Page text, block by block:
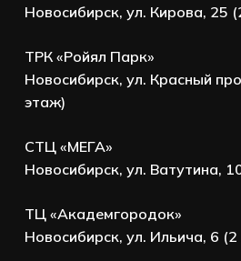
Новосибирск, ул. Кирова, 25
ТРК «Ройял Парк»
Новосибирск, ул. Красный
этаж)
СТЦ «МЕГА»
Новосибирск, ул. Ватутина,
ТЦ «Академгородок»
Новосибирск, ул. Ильича, 6